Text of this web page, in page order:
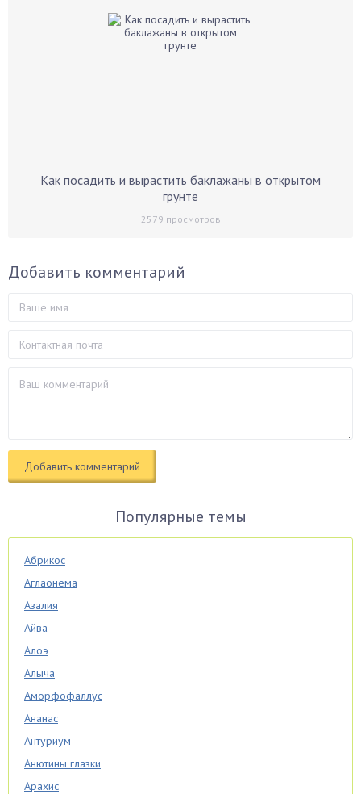
Как посадить и вырастить баклажаны в открытом
грунте
2579 просмотров
Добавить комментарий
Популярные темы
Абрикос
Аглаонема
Азалия
Айва
Алоэ
Алыча
Аморфофаллус
Ананас
Антуриум
Анютины глазки
Арахис